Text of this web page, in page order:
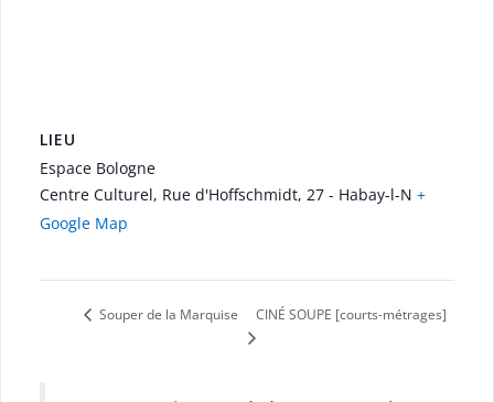
LIEU
Espace Bologne
Centre Culturel, Rue d'Hoffschmidt, 27 - Habay-l-N +
Google Map
Souper de la Marquise CINÉ SOUPE [courts-métrages]